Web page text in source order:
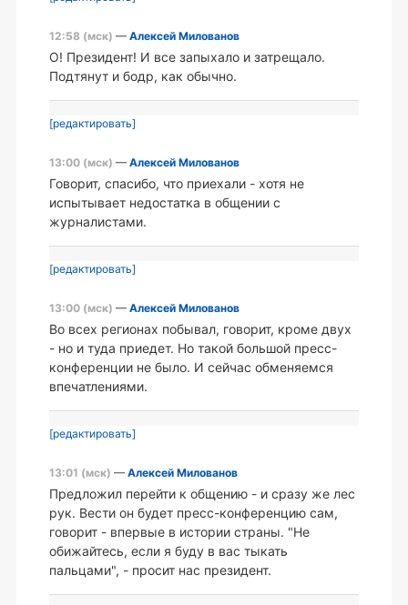
12:58 (мск) — Алексей Милованов
О! Президент! И все запыхало и затрещало.
Подтянут и бодр, как обычно.
[редактировать]
13:00 (мск) — Алексей Милованов
Говорит, спасибо, что приехали - хотя не
испытывает недостатка в общении с
журналистами.
[редактировать]
13:00 (мск) — Алексей Милованов
Во всех регионах побывал, говорит, кроме двух
- но и туда приедет. Но такой большой пресс-
конференции не было. И сейчас обменяемся
впечатлениями.
[редактировать]
13:01 (мск) — Алексей Милованов
Предложил перейти к общению - и сразу же лес
рук. Вести он будет пресс-конференцию сам,
говорит - впервые в истории страны. "Не
обижайтесь, если я буду в вас тыкать
пальцами", - просит нас президент.